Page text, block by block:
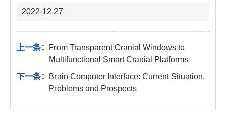
2022-12-27
上一条：
From Transparent Cranial Windows to
Multifunctional Smart Cranial Platforms
下一条：
Brain Computer Interface: Current Situation,
Problems and Prospects